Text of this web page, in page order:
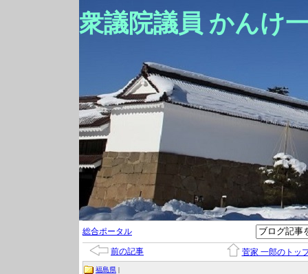
衆議院議員 かんけ
総合ポータル
前の記事 菅家 一郎のトッ
福島県 |